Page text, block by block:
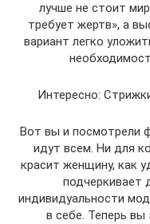
лучше не стоит
требует жертв», а
вариант легко
Интересно:
Вот вы и посмотрели
идут всем. Ни для
красит женщину, как
подчеркивает
индивидуальности
в себе. Теперь вы